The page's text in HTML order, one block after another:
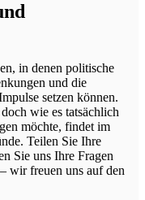
in denen politische
und die
setzen können.
wie es tatsächlich
möchte, findet im
Teilen Sie Ihre
Sie uns Ihre Fragen
– wir freuen uns auf den